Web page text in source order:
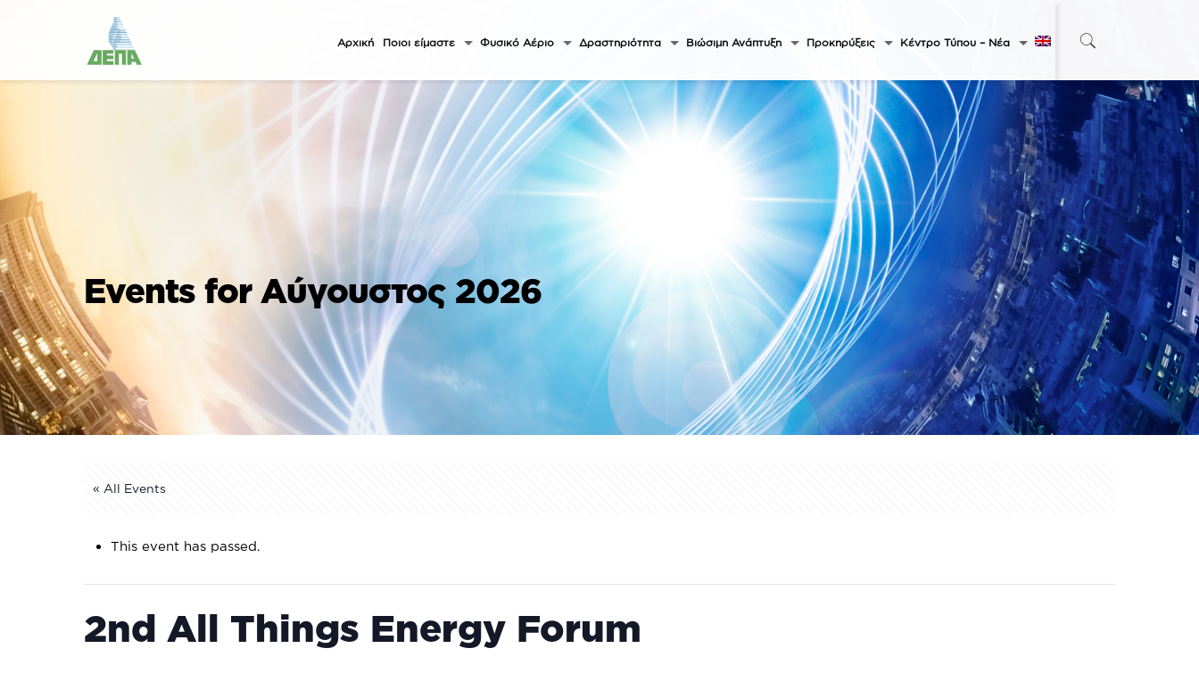
Αρχική Ποιοι είμαστε Φυσικό Αέριο Δραστηριότητα Βιώσιμη Ανάπτυξη Προκηρύξεις Κέντρο Τύπου – Νέα
Events for Αύγουστος 2026
« All Events
This event has passed.
2nd All Things Energy Forum